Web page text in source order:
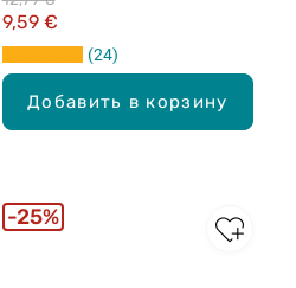
Добавить в корзину
9,59 €
24
25%